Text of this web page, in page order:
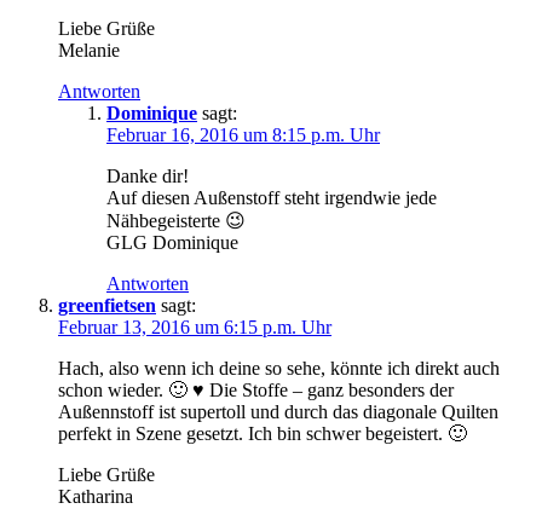
Liebe Grüße
Melanie
Antworten
Dominique sagt:
Februar 16, 2016 um 8:15 p.m. Uhr
Danke dir!
Auf diesen Außenstoff steht irgendwie jede
Nähbegeisterte 😉
GLG Dominique
Antworten
greenfietsen sagt:
Februar 13, 2016 um 6:15 p.m. Uhr
Hach, also wenn ich deine so sehe, könnte ich direkt auch
schon wieder. 🙂 ♥ Die Stoffe – ganz besonders der
Außennstoff ist supertoll und durch das diagonale Quilten
perfekt in Szene gesetzt. Ich bin schwer begeistert. 🙂
Liebe Grüße
Katharina